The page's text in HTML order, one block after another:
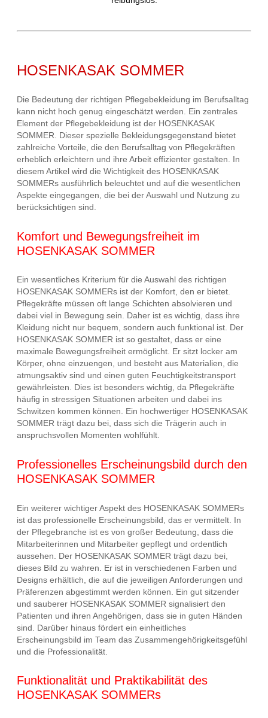
HOSENKASAK SOMMER
Die Bedeutung der richtigen Pflegebekleidung im Berufsalltag
kann nicht hoch genug eingeschätzt werden. Ein zentrales
Element der Pflegebekleidung ist der HOSENKASAK
SOMMER. Dieser spezielle Bekleidungsgegenstand bietet
zahlreiche Vorteile, die den Berufsalltag von Pflegekräften
erheblich erleichtern und ihre Arbeit effizienter gestalten. In
diesem Artikel wird die Wichtigkeit des HOSENKASAK
SOMMERs ausführlich beleuchtet und auf die wesentlichen
Aspekte eingegangen, die bei der Auswahl und Nutzung zu
berücksichtigen sind.
Komfort und Bewegungsfreiheit im
HOSENKASAK SOMMER
Ein wesentliches Kriterium für die Auswahl des richtigen
HOSENKASAK SOMMERs ist der Komfort, den er bietet.
Pflegekräfte müssen oft lange Schichten absolvieren und
dabei viel in Bewegung sein. Daher ist es wichtig, dass ihre
Kleidung nicht nur bequem, sondern auch funktional ist. Der
HOSENKASAK SOMMER ist so gestaltet, dass er eine
maximale Bewegungsfreiheit ermöglicht. Er sitzt locker am
Körper, ohne einzuengen, und besteht aus Materialien, die
atmungsaktiv sind und einen guten Feuchtigkeitstransport
gewährleisten. Dies ist besonders wichtig, da Pflegekräfte
häufig in stressigen Situationen arbeiten und dabei ins
Schwitzen kommen können. Ein hochwertiger HOSENKASAK
SOMMER trägt dazu bei, dass sich die Trägerin auch in
anspruchsvollen Momenten wohlfühlt.
Professionelles Erscheinungsbild durch den
HOSENKASAK SOMMER
Ein weiterer wichtiger Aspekt des HOSENKASAK SOMMERs
ist das professionelle Erscheinungsbild, das er vermittelt. In
der Pflegebranche ist es von großer Bedeutung, dass die
Mitarbeiterinnen und Mitarbeiter gepflegt und ordentlich
aussehen. Der HOSENKASAK SOMMER trägt dazu bei,
dieses Bild zu wahren. Er ist in verschiedenen Farben und
Designs erhältlich, die auf die jeweiligen Anforderungen und
Präferenzen abgestimmt werden können. Ein gut sitzender
und sauberer HOSENKASAK SOMMER signalisiert den
Patienten und ihren Angehörigen, dass sie in guten Händen
sind. Darüber hinaus fördert ein einheitliches
Erscheinungsbild im Team das Zusammengehörigkeitsgefühl
und die Professionalität.
Funktionalität und Praktikabilität des
HOSENKASAK SOMMERs